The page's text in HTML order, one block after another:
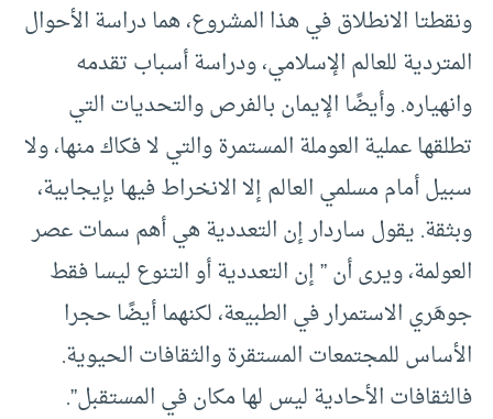
ونقطتا الانطلاق في هذا المشروع، هما دراسة الأحوال
المتردية للعالم الإسلامي، ودراسة أسباب تقدمه
وانهياره. وأيضًا الإيمان بالفرص والتحديات التي
تطلقها عملية العوملة المستمرة والتي لا فكاك منها، ولا
سبيل أمام مسلمي العالم إلا الانخراط فيها بإيجابية،
وبثقة. يقول ساردار إن التعددية هي أهم سمات عصر
العولمة، ويرى أن ” إن التعددية أو التنوع ليسا فقط
جوهَري الاستمرار في الطبيعة، لكنهما أيضًا حجرا
الأساس للمجتمعات المستقرة والثقافات الحيوية.
فالثقافات الأحادية ليس لها مكان في المستقبل”.